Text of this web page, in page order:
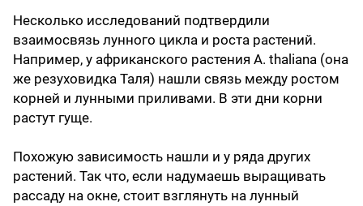
Несколько исследований подтвердили
взаимосвязь лунного цикла и роста растений.
Например, у африканского растения A. thaliana (она
же резуховидка Таля) нашли связь между ростом
корней и лунными приливами. В эти дни корни
растут гуще.
Похожую зависимость нашли и у ряда других
растений. Так что, если надумаешь выращивать
рассаду на окне, стоит взглянуть на лунный